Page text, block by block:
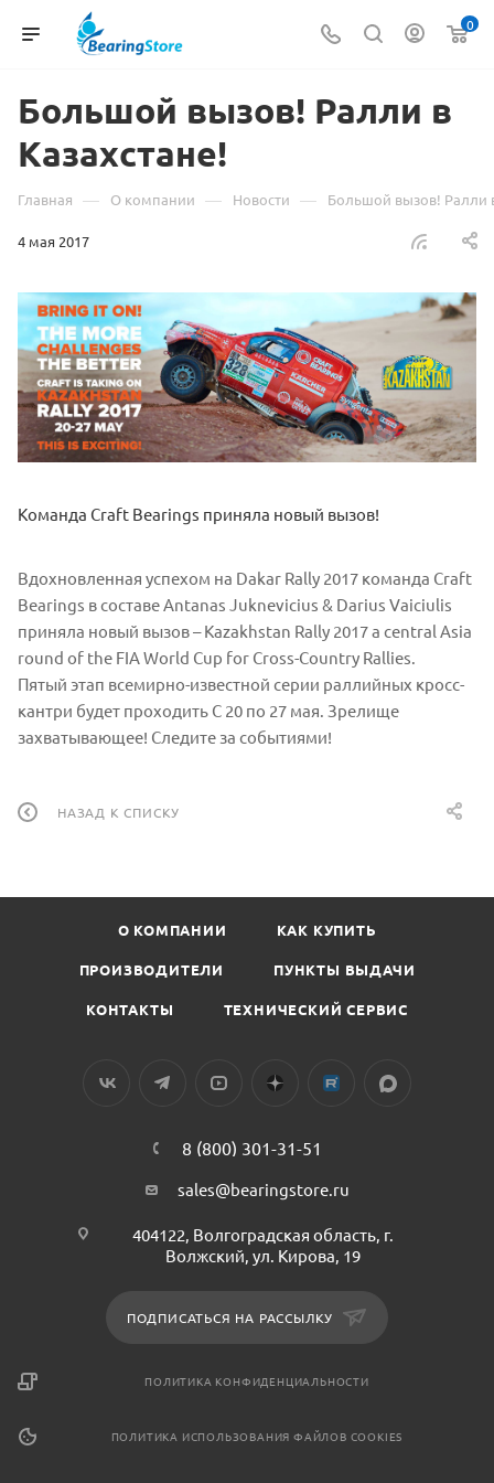
0
Большой вызов! Ралли в
Казахстане!
Главная — О компании — Новости — Большой вызов! Ралли
4 мая 2017
Команда Craft Bearings приняла новый вызов!
Вдохновленная успехом на Dakar Rally 2017 команда Crаft
Bearings в составе Antanas Juknevicius & Darius Vaiciulis
приняла новый вызов – Kazakhstan Rally 2017 a central Asia
round of the FIA World Cup for Cross-Country Rallies.
Пятый этап всемирно-известной серии раллийных кросс-
кантри будет проходить С 20 по 27 мая. Зрелище
захватывающее! Следите за событиями!
НАЗАД К СПИСКУ
О КОМПАНИИ КАК КУПИТЬ
ПРОИЗВОДИТЕЛИ ПУНКТЫ ВЫДАЧИ
КОНТАКТЫ ТЕХНИЧЕСКИЙ СЕРВИС
8 (800) 301-31-51
sales@bearingstore.ru
404122, Волгоградская область, г.
Волжский, ул. Кирова, 19
ПОДПИСАТЬСЯ НА РАССЫЛКУ
ПОЛИТИКА КОНФИДЕНЦИАЛЬНОСТИ
ПОЛИТИКА ИСПОЛЬЗОВАНИЯ ФАЙЛОВ COOKIES